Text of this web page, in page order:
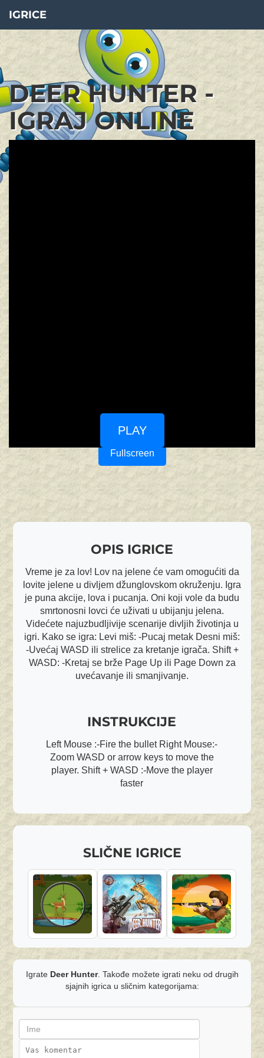
IGRICE
DEER HUNTER -
IGRAJ ONLINE
PLAY
Fullscreen
OPIS IGRICE
Vreme je za lov! Lov na jelene će vam omogućiti da
lovite jelene u divljem džunglovskom okruženju. Igra
je puna akcije, lova i pucanja. Oni koji vole da budu
smrtonosni lovci će uživati u ubijanju jelena.
Videćete najuzbudljivije scenarije divljih životinja u
igri. Kako se igra: Levi miš: -Pucaj metak Desni miš:
-Uvećaj WASD ili strelice za kretanje igrača. Shift +
WASD: -Kretaj se brže Page Up ili Page Down za
uvećavanje ili smanjivanje.
INSTRUKCIJE
Left Mouse :-Fire the bullet Right Mouse:-
Zoom WASD or arrow keys to move the
player. Shift + WASD :-Move the player
faster
SLIČNE IGRICE
Igrate Deer Hunter. Takođe možete igrati neku od drugih
sjajnih igrica u sličnim kategorijama: